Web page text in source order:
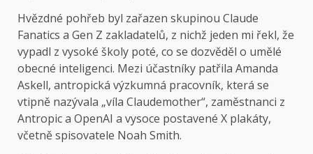
Hvězdné pohřeb byl zařazen skupinou Claude
Fanatics a Gen Z zakladatelů, z nichž jeden mi řekl, že
vypadl z vysoké školy poté, co se dozvěděl o umělé
obecné inteligenci. Mezi účastníky patřila Amanda
Askell, antropická výzkumná pracovník, která se
vtipně nazývala „víla Claudemother“, zaměstnanci z
Antropic a OpenAI a vysoce postavené X plakáty,
včetně spisovatele Noah Smith.